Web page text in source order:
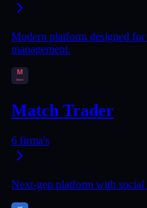
Modern platform designed
management.
Match Trader
6 firma's
Next-gen platform with